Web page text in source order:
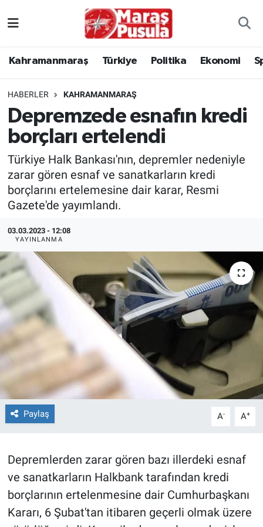
Kahramanmaraş Türkiye Politika Ekonomi
HABERLER KAHRAMANMARAŞ
Depremzede esnafın kredi
borçları ertelendi
Türkiye Halk Bankası'nın, depremler nedeniyle
zarar gören esnaf ve sanatkarların kredi
borçlarını ertelemesine dair karar, Resmi
Gazete'de yayımlandı.
03.03.2023 - 12:08
YAYINLANMA
Paylaş A- A+
Depremlerden zarar gören bazı illerdeki esnaf
ve sanatkarların Halkbank tarafından kredi
borçlarının ertelenmesine dair Cumhurbaşkanı
Kararı, 6 Şubat'tan itibaren geçerli olmak üzere
Politika
Ekonomi
Spor
Sağlık
TEKNOLOJİ
Dünya
MAGAZİN
Bilim, Teknoloji
ÇEVRE
HABERDE İNSAN
EĞİTİM
İstanbul Trafik Yoğunluk Haritası
Süper Lig Puan Durumu ve Fikstür
Tüm Manşetler
Haber Arşivi